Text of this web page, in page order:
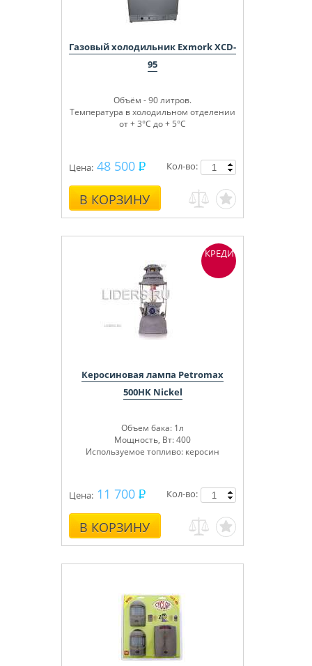
Газовый холодильник Exmork XCD-
95
Объём - 90 литров.
Температура в холодильном отделении
от + 3°С до + 5°С
Цена: 48 500
В КОРЗИНУ
Кол-во:
Керосиновая лампа Petromax
500HK Nickel
Объем бака: 1л
Мощность, Вт: 400
Используемое топливо: керосин
Цена: 11 700
В КОРЗИНУ
Кол-во:
КРЕДИТ